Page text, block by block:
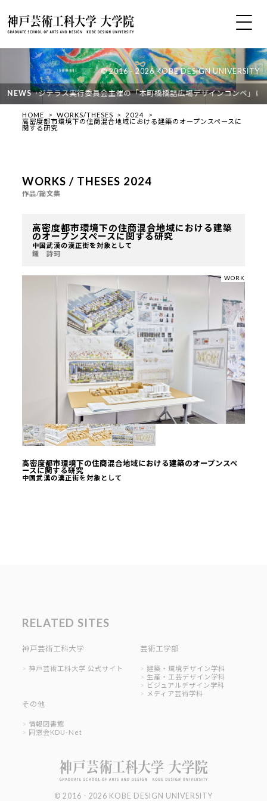
NEWS
リッジテラス実行委員会主催の「本町橋橋詰広場デザインコンペ」に
© 2016 - 2026 KOBE DESIGN UNIVERSITY
HOME WORKS/THESES
2024
高密度都市環境下の住商混合地域における建築のオープンスペースに
関する研究
WORKS / THESES 2024
作品/論文集
高密度都市環境下の住商混合地域における建築
のオープンスペースに関する研究
中国武漢の漢正街を対象として
鍾 詩珂
WORK
高密度都市環境下の住商混合地域における建築のオープンスペ
ースに関する研究
中国武漢の漢正街を対象として
RELATED SITES
神戸芸術工科大学
神戸芸術工科大学 公式サイト
芸術工学部
建築・環境デザイン学科
生産・工芸デザイン学科
ビジュアルデザイン学科
メディア芸術学科
その他
情報図書館
同窓会KDU-Net
© 2016 - 2026 KOBE DESIGN UNIVERSITY